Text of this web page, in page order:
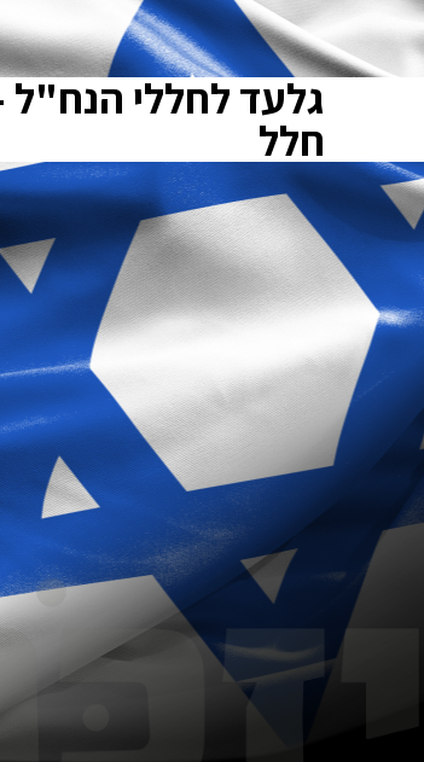
גלעד לחללי הנח"ל
חלל